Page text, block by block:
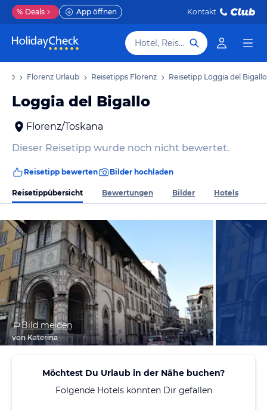
% Deals App öffnen Kontakt
Hotel, Reiseziel
Florenz Urlaub Reisetipps Florenz Reisetipp Loggia del Bigallo
Loggia del Bigallo
Florenz/Toskana
Dieser Reisetipp wurde noch nicht bewertet.
Reisetipp bewerten Bilder hochladen
Reisetippübersicht Bewertungen Bilder Hotels
Bild melden
von Katerina
Möchtest Du Urlaub in der Nähe buchen?
Folgende Hotels könnten Dir gefallen